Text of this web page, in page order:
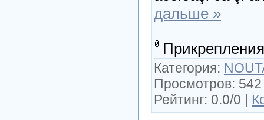
дальше »
Категория:
Просмотров:
Рейтинг: 0.0/0 |